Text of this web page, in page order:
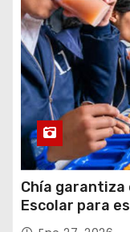
Chía garantiza
Escolar para
oficiales